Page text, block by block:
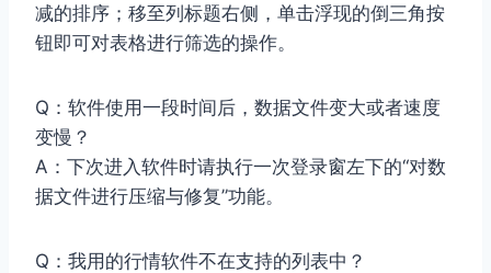
减的排序；移至列标题右侧，单击浮现的倒三角按
钮即可对表格进行筛选的操作。
Q：软件使用一段时间后，数据文件变大或者速度
变慢？
A：下次进入软件时请执行一次登录窗左下的“对数
据文件进行压缩与修复”功能。
Q：我用的行情软件不在支持的列表中？